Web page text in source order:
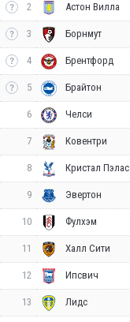
2 Астон Вилла
3 Борнмут
4 Брентфорд
5 Брайтон
6 Челси
7 Ковентри
8 Кристал Пэлас
9 Эвертон
10 Фулхэм
11 Халл Сити
12 Ипсвич
13 Лидс